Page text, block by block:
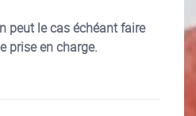
peut le cas échéant faire
prise en charge.